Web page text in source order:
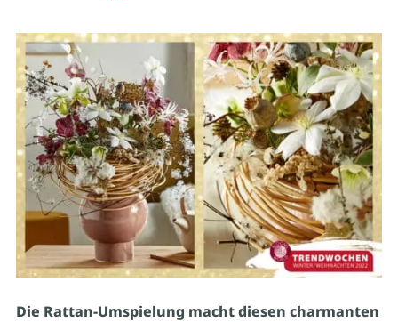
Die Rattan-Umspielung macht diesen charmanten